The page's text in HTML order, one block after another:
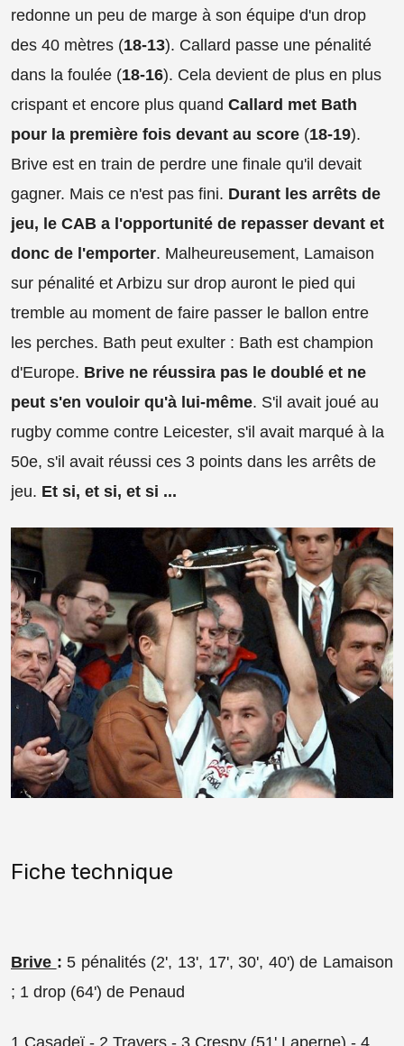
redonne un peu de marge à son équipe d'un drop
des 40 mètres (18-13). Callard passe une pénalité
dans la foulée (18-16). Cela devient de plus en plus
crispant et encore plus quand Callard met Bath
pour la première fois devant au score (18-19).
Brive est en train de perdre une finale qu'il devait
gagner. Mais ce n'est pas fini. Durant les arrêts de
jeu, le CAB a l'opportunité de repasser devant et
donc de l'emporter. Malheureusement, Lamaison
sur pénalité et Arbizu sur drop auront le pied qui
tremble au moment de faire passer le ballon entre
les perches. Bath peut exulter : Bath est champion
d'Europe. Brive ne réussira pas le doublé et ne
peut s'en vouloir qu'à lui-même. S'il avait joué au
rugby comme contre Leicester, s'il avait marqué à la
50e, s'il avait réussi ces 3 points dans les arrêts de
jeu. Et si, et si, et si ...
Fiche technique
Brive : 5 pénalités (2', 13', 17', 30', 40') de Lamaison
; 1 drop (64') de Penaud